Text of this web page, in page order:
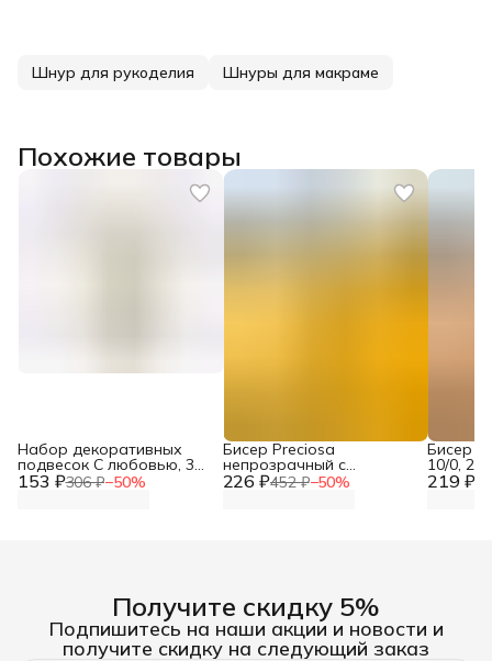
Шнур для рукоделия Шнуры для макраме
Похожие товары
153 ₽306 ₽−50%
Набор декоративных
подвесок С любовью, 3
шт, Astra&Craft 226 ₽452 ₽−50%
Бисер Preciosa
непрозрачный с
жемчужным покрытием 219 ₽
Бисер
10/0, 20
бисер
Получите скидку 5%
Подпишитесь на наши акции и новости и
получите скидку на следующий заказ